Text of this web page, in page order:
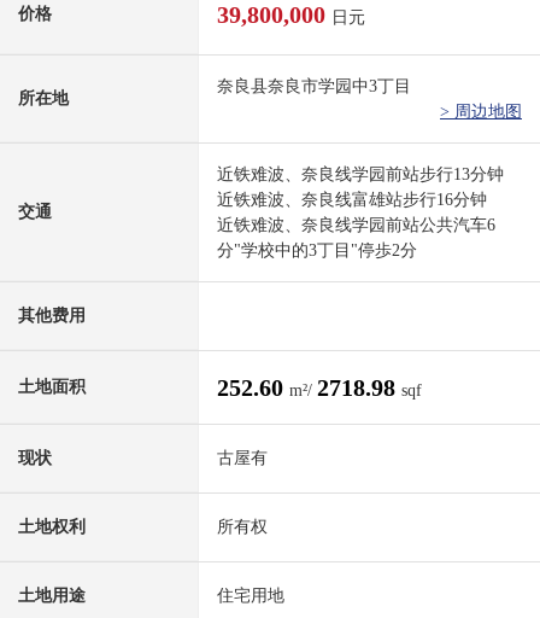
价格 39,800,000 日元
所在地
奈良县奈良市学园中3丁目
> 周边地图
交通
近铁难波、奈良线学园前站步行13分钟
近铁难波、奈良线富雄站步行16分钟
近铁难波、奈良线学园前站公共汽车6
分"学校中的3丁目"停歩2分
其他费用
土地面积 252.60 m²/ 2718.98 sqf
现状 古屋有
土地权利 所有权
土地用途 住宅用地